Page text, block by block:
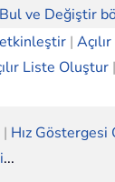
ve Değiştir
|
Liste Oluştur |
| Hız Göstergesi
...